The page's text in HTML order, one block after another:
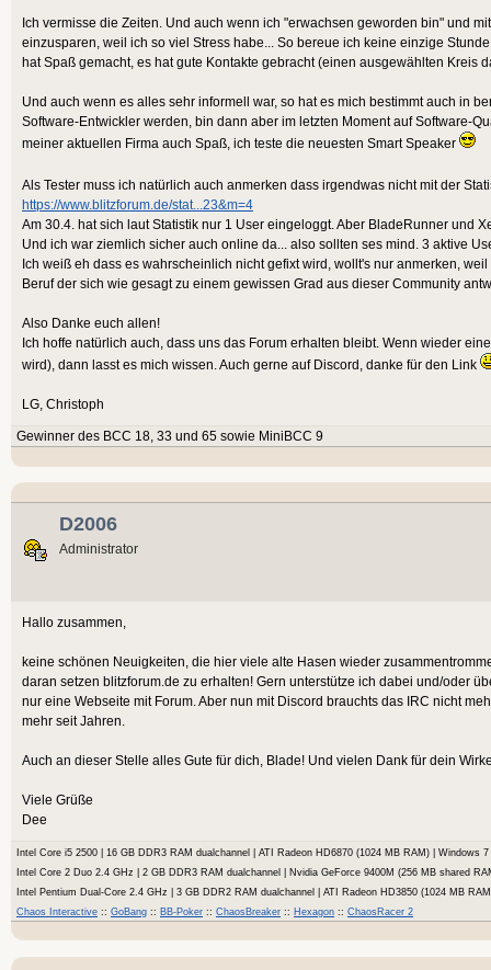
Ich vermisse die Zeiten. Und auch wenn ich "erwachsen geworden bin" und
einzusparen, weil ich so viel Stress habe... So bereue ich keine einzige
hat Spaß gemacht, es hat gute Kontakte gebracht (einen ausgewählten Kreis
Und auch wenn es alles sehr informell war, so hat es mich bestimmt auch in
Software-Entwickler werden, bin dann aber im letzten Moment auf Software-
meiner aktuellen Firma auch Spaß, ich teste die neuesten Smart Speaker
Als Tester muss ich natürlich auch anmerken dass irgendwas nicht mit der
https://www.blitzforum.de/stat...23&m=4
Am 30.4. hat sich laut Statistik nur 1 User eingeloggt. Aber BladeRunner und
Und ich war ziemlich sicher auch online da... also sollten ses mind. 3 aktive
Ich weiß eh dass es wahrscheinlich nicht gefixt wird, wollt's nur anmerken,
Beruf der sich wie gesagt zu einem gewissen Grad aus dieser Community
Also Danke euch allen!
Ich hoffe natürlich auch, dass uns das Forum erhalten bleibt. Wenn wieder
wird), dann lasst es mich wissen. Auch gerne auf Discord, danke für den Link
LG, Christoph
Gewinner des BCC 18, 33 und 65 sowie MiniBCC 9
D2006
Administrator
Hallo zusammen,
keine schönen Neuigkeiten, die hier viele alte Hasen wieder
daran setzen blitzforum.de zu erhalten! Gern unterstütze ich dabei und/oder
nur eine Webseite mit Forum. Aber nun mit Discord brauchts das IRC nicht
mehr seit Jahren.
Auch an dieser Stelle alles Gute für dich, Blade! Und vielen Dank für dein
Viele Grüße
Dee
Intel Core i5 2500 | 16 GB DDR3 RAM dualchannel | ATI Radeon HD6870 (1024 MB RAM) | Windows
Intel Core 2 Duo 2.4 GHz | 2 GB DDR3 RAM dualchannel | Nvidia GeForce 9400M (256 MB shared
Intel Pentium Dual-Core 2.4 GHz | 3 GB DDR2 RAM dualchannel | ATI Radeon HD3850 (1024 MB
Chaos Interactive :: GoBang :: BB-Poker :: ChaosBreaker :: Hexagon :: ChaosRacer 2